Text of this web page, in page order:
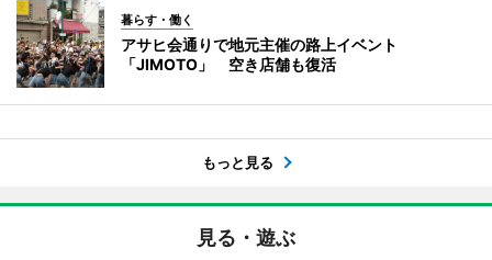
暮らす・働く
アサヒ会通りで地元主催の路上イベント
「JIMOTO」 空き店舗も復活
もっと見る
見る・遊ぶ